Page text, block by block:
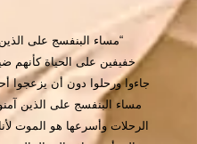
“مساء البنفسج على الذين
خفيفين على الحياة كأنهم
جاءوا ورحلوا دون أن يزعجوا
مساء البنفسج على الذين
الرحلات وأسرعها هو الموت